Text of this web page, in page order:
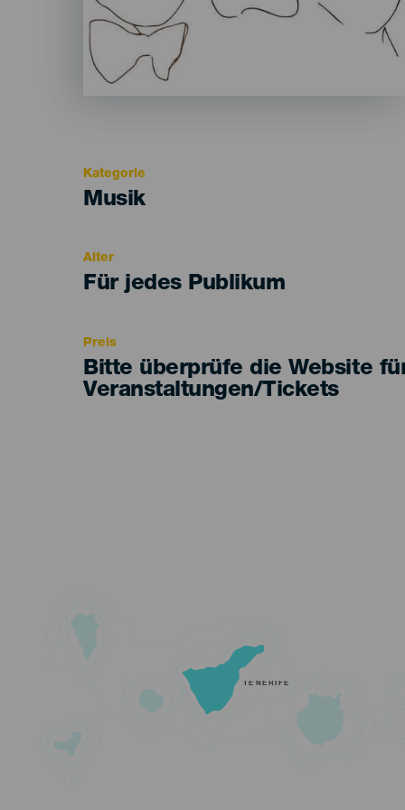
Kategorie
Categoría
Musik
Alter
Edad
Für jedes Publikum
Preis
Bitte überprüfe die Website
Veranstaltungen/Tickets
TENERIFE